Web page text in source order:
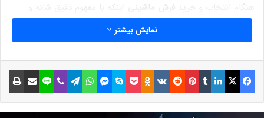
هنگام انتخاب و خرید فرش ماشینی
اینکه با مفهوم دقیق شانه و
تراکم فرش آشنا باشید بسیار مهم است. ساده ترین تعریف برای شانه
فرش را به این صورت میتوان بیان کرد که به تعداد گره‌های عرضی
باشد تعداد گره آن در یک متر مربع بیشتر است. بعنوان مثال فرش
700 شانه در هر یک متر مربع 700 گره عرضی دارد. خب حالا فرش با
شانه بیشتر بهتر است یا شانه اهمیتی ندارد؟ برای پاسخ به این
سوال باید گفت هرچه شانه بیشتر باشد تعداد گره ها بیشتر میشود و
نمایش بیشتر
فیسبوک ایکس لینکداین تامبلر پینتریست Reddit
VKontakte
Odnoklassniki پاکت اسکایپ مسنجر واتس آپ تلگرام وایبر لاین اشتراک گذاری با ایمیل